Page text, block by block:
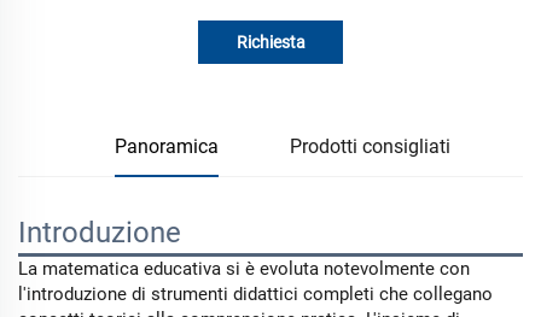
Richiesta
Panoramica Prodotti consigliati
Introduzione
La matematica educativa si è evoluta notevolmente con
l'introduzione di strumenti didattici completi che collegano